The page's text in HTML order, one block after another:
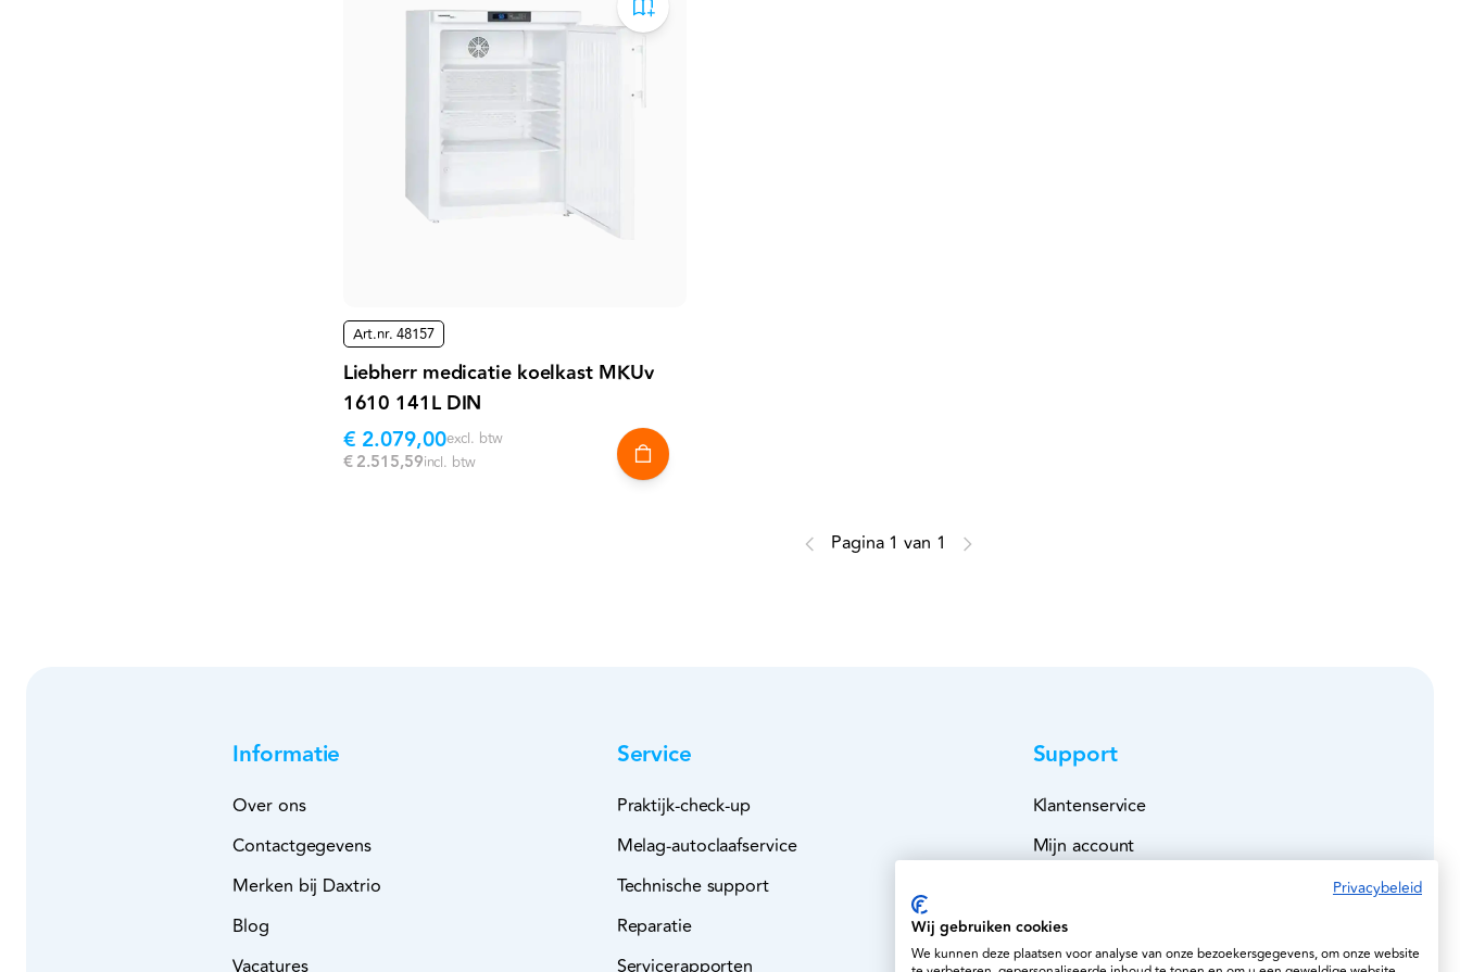
Art.nr. 48157
Liebherr medicatie koelkast MKUv
1610 141L DIN
€ 2.079,00excl. btw
€ 2.515,59incl. btw
Pagina 1 van 1
Informatie
Over ons
Contactgegevens
Merken bij Daxtrio
Blog
Service
Praktijk-check-up
Melag-autoclaafservice
Technische support
Reparatie
Support
Klantenservice
Mijn account
Veilig betalen
Privacybeleid
Wij gebruiken cookies
We kunnen deze plaatsen voor analyse van onze bezoekersgegevens, om onze website